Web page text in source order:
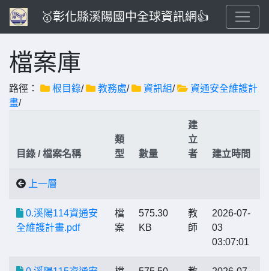
🥇彰化縣溪陽國中全球資訊網👍
檔案庫
路徑： 根目錄/ 教務處/ 資訊組/
資通安全維護計
畫/
目錄 / 檔案名稱
類
型
數量
建
立
者
建立時間
上一層
0.溪陽114資通安
全維護計畫.pdf
檔
案
575.30
KB
教
師
2026-07-
03
03:07:01